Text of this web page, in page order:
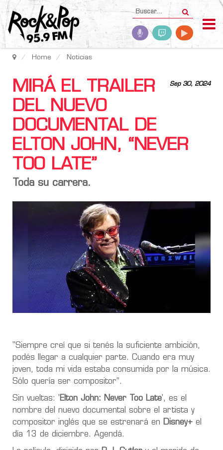
Home Noticias
Sep 30, 2024
MIRÁ EL TRAILER
DEL NUEVO
DOCUMENTAL DE
ELTON JOHN, “NEVER
TOO LATE”
Toda su carrera.
"Siempre creí que si tenés la suficiente ambición,
podés llegar a cualquier parte. Cuando era muy
joven, toda mi vida estaba consumida por la música.
Sólo quería ser compositor”.
Sin vueltas: 'Elton John: Never Too Late', es el
nombre del nuevo documental sobre el artista y
compositor inglés que se estrenará en Disney+ el
día 13 de diciembre. Agendá.